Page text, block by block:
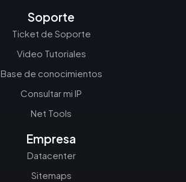
Soporte
Ticket de Soporte
Video Tutoriales
Base de conocimientos
Consultar mi IP
Net Tools
Empresa
Datacenter
Sitemaps